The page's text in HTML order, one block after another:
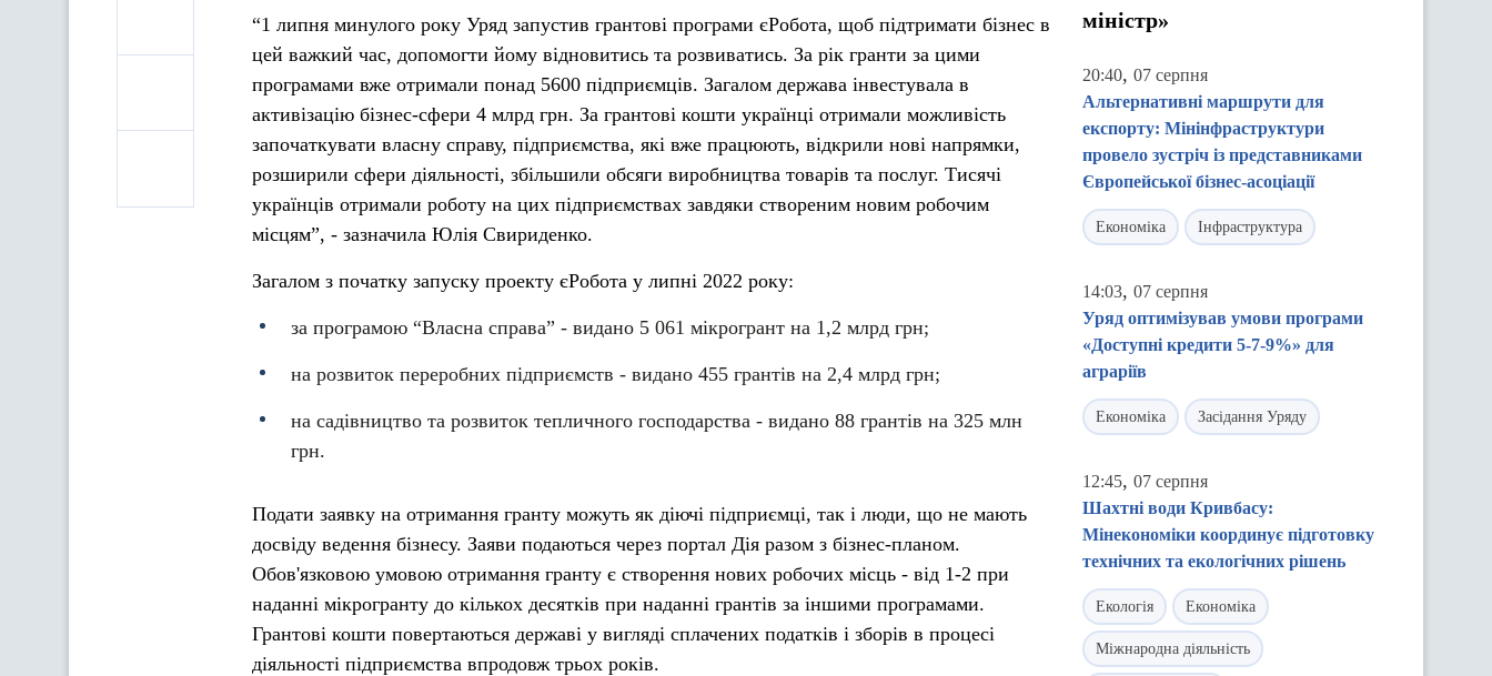
“1 липня минулого року Уряд запустив грантові програми єРобота, щоб підтримати бізнес в
цей важкий час, допомогти йому відновитись та розвиватись. За рік гранти за цими
програмами вже отримали понад 5600 підприємців. Загалом держава інвестувала в
активізацію бізнес-сфери 4 млрд грн. За грантові кошти українці отримали можливість
започаткувати власну справу, підприємства, які вже працюють, відкрили нові напрямки,
розширили сфери діяльності, збільшили обсяги виробництва товарів та послуг. Тисячі
українців отримали роботу на цих підприємствах завдяки створеним новим робочим
місцям”, - зазначила Юлія Свириденко.
Загалом з початку запуску проекту єРобота у липні 2022 року:
за програмою “Власна справа” - видано 5 061 мікрогрант на 1,2 млрд грн;
на розвиток переробних підприємств - видано 455 грантів на 2,4 млрд грн;
на садівництво та розвиток тепличного господарства - видано 88 грантів на 325 млн
грн.
Подати заявку на отримання гранту можуть як діючі підприємці, так і люди, що не мають
досвіду ведення бізнесу. Заяви подаються через портал Дія разом з бізнес-планом.
Обов'язковою умовою отримання гранту є створення нових робочих місць - від 1-2 при
наданні мікрогранту до кількох десятків при наданні грантів за іншими програмами.
Грантові кошти повертаються державі у вигляді сплачених податків і зборів в процесі
діяльності підприємства впродовж трьох років.
міністр»
20:40, 07 серпня
Альтернативні маршрути для
експорту: Мінінфраструктури
провело зустріч із представниками
Європейської бізнес-асоціації
Економіка Інфраструктура
14:03, 07 серпня
Уряд оптимізував умови програми
«Доступні кредити 5-7-9%» для
аграріїв
Економіка Засідання Уряду
12:45, 07 серпня
Шахтні води Кривбасу:
Мінекономіки координує підготовку
технічних та екологічних рішень
Екологія Економіка
Міжнародна діяльність